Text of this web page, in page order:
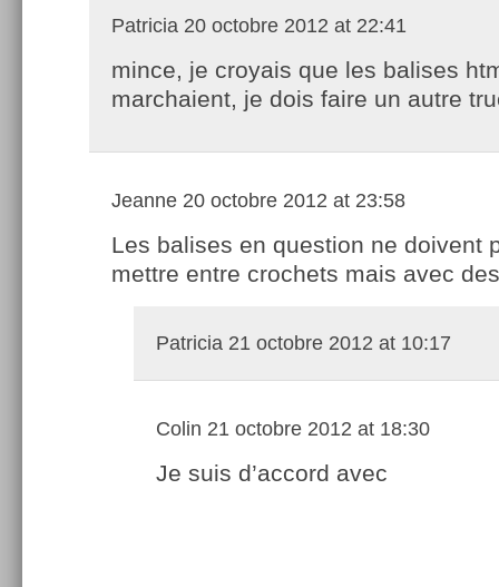
Patricia 20 octobre 2012 at 22:41
mince, je croyais que les balises
marchaient, je dois faire un autre
Jeanne 20 octobre 2012 at 23:58
Les balises en question ne doivent
mettre entre crochets mais avec des
Patricia 21 octobre 2012 at 10:17
Colin 21 octobre 2012 at 18:30
Je suis d’accord avec